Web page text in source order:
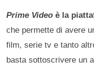
Prime Video è la
che permette di avere
film, serie tv e tanto
basta sottoscrivere un